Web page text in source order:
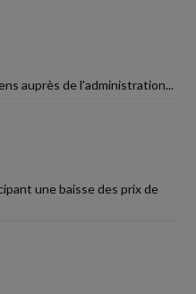
auprès de l'administration...
une baisse des prix de